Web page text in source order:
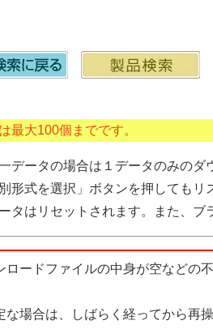
最大100個までです。
ータの場合は１データのみのダ
式を選択」ボタンを押してもリ
はリセットされます。また、ブ
ードファイルの中身が空などの
場合は、しばらく経ってから再操